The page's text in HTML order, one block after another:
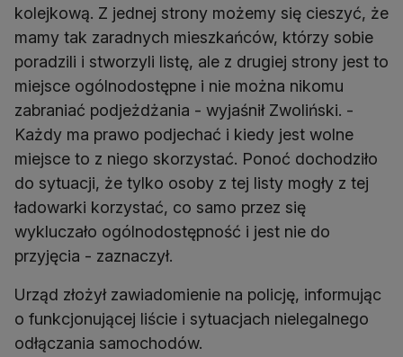
kolejkową. Z jednej strony możemy się cieszyć, że
mamy tak zaradnych mieszkańców, którzy sobie
poradzili i stworzyli listę, ale z drugiej strony jest to
miejsce ogólnodostępne i nie można nikomu
zabraniać podjeżdżania - wyjaśnił Zwoliński. -
Każdy ma prawo podjechać i kiedy jest wolne
miejsce to z niego skorzystać. Ponoć dochodziło
do sytuacji, że tylko osoby z tej listy mogły z tej
ładowarki korzystać, co samo przez się
wykluczało ogólnodostępność i jest nie do
przyjęcia - zaznaczył.
Urząd złożył zawiadomienie na policję, informując
o funkcjonującej liście i sytuacjach nielegalnego
odłączania samochodów.